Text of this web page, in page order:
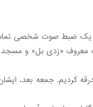
یک ضبط صوت شخصی
معروف «زدی بل» و
را بدرقه کردیم. جمعه